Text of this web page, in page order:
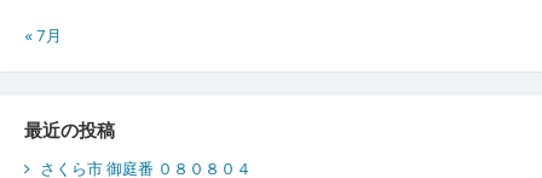
« 7月
最近の投稿
さくら市 御庭番 ０８０８０４